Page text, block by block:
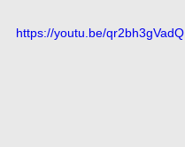
https://youtu.be/qr2bh3gVadQ